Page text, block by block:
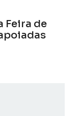
Feira de